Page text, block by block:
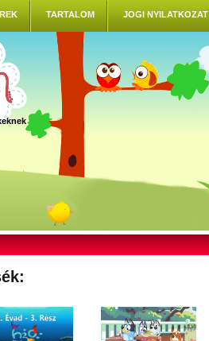
TARTALOM JOGI NYILATKOZAT